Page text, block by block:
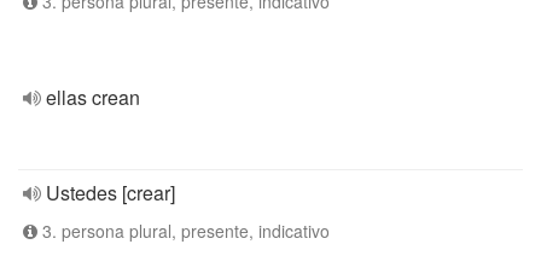
ellas crean
Ustedes [crear]
3. persona plural, presente, indicativo